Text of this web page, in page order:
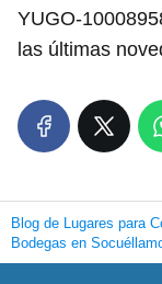
YUGO-
las últimas
Blog de Lugares para
Bodegas en